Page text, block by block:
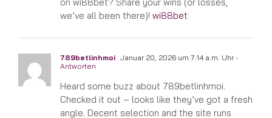
we’ve all been there)! wi88bet
789betlinhmoi Januar 20, 2026 um 7:14 a.m. Uhr-
Antworten
Heard some buzz about 789betlinhmoi.
Checked it out – looks like they’ve got a fresh
angle. Decent selection and the site runs